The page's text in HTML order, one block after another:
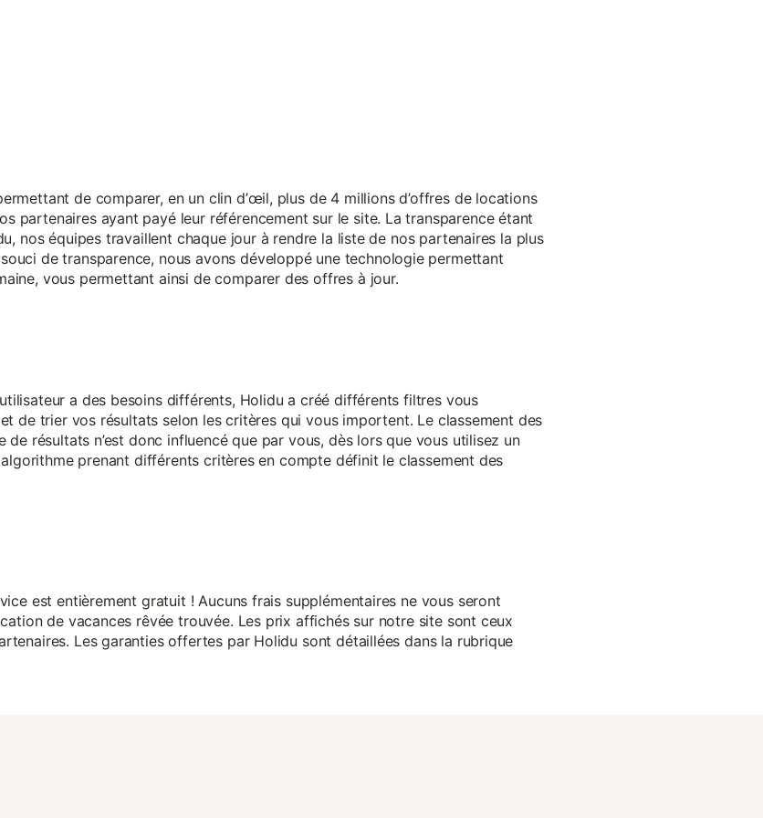
de comparer, en un clin d’œil, plus de 4 millions d’offres de locations
partenaires ayant payé leur référencement sur le site. La transparence étant
nos équipes travaillent chaque jour à rendre la liste de nos partenaires la plus
de transparence, nous avons développé une technologie permettant
vous permettant ainsi de comparer des offres à jour.
a des besoins différents, Holidu a créé différents filtres vous
de trier vos résultats selon les critères qui vous importent. Le classement des
résultats n’est donc influencé que par vous, dès lors que vous utilisez un
prenant différents critères en compte définit le classement des
est entièrement gratuit ! Aucuns frais supplémentaires ne vous seront
de vacances rêvée trouvée. Les prix affichés sur notre site sont ceux
Les garanties offertes par Holidu sont détaillées dans la rubrique